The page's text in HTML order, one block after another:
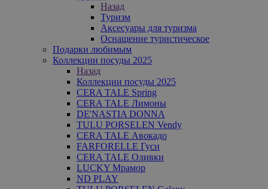
Назад
Туризм
Аксесуары для туризма
Оснащение туристическое
Подарки любимым
Коллекции посуды 2025
Назад
Коллекции посуды 2025
CERA TALE Spring
CERA TALE Лимоны
DE'NASTIA DONNA
TULU PORSELEN Vendy
CERA TALE Авокадо
FARFORELLE Гуси
CERA TALE Оливки
LUCKY Мрамор
ND PLAY